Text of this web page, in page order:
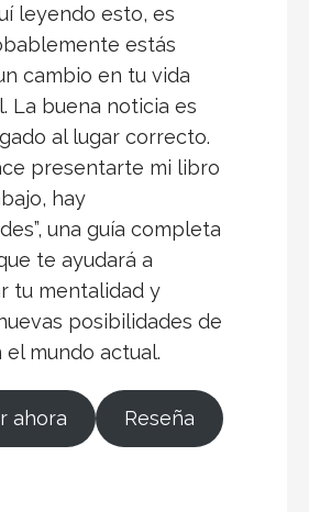
leyendo esto, es
estás
cambio en tu vida
La buena noticia es
al lugar correcto.
presentarte mi libro
hay
una guía completa
te ayudará a
tu mentalidad y
posibilidades de
mundo actual.
ahora Reseña